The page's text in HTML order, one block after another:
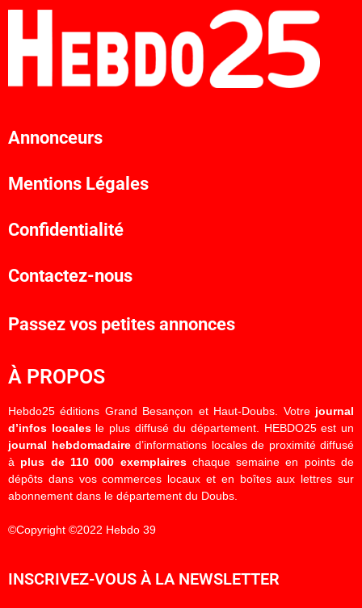
Annonceurs
Mentions Légales
Confidentialité
Contactez-nous
Passez vos petites annonces
À PROPOS
Hebdo25 éditions Grand Besançon et Haut-Doubs. Votre journal
d’infos localesle plus diffusé du département. HEBDO25 est un
journal hebdomadaired’informations locales de proximité diffusé
à plus de 110 000 exemplaireschaque semaine en points de
dépôts dans vos commerces locaux et en boîtes aux lettres sur
abonnement dans le département du Doubs.
©Copyright ©2022 Hebdo 39
INSCRIVEZ-VOUS À LA NEWSLETTER